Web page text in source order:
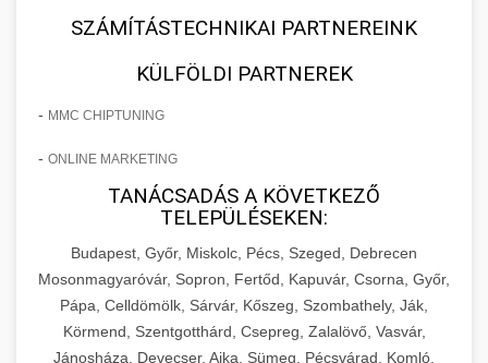
SZÁMÍTÁSTECHNIKAI PARTNEREINK
KÜLFÖLDI PARTNEREK
- MMC CHIPTUNING
- ONLINE MARKETING
TANÁCSADÁS A KÖVETKEZŐ
TELEPÜLÉSEKEN:
Budapest, Győr, Miskolc, Pécs, Szeged, Debrecen
Mosonmagyaróvár, Sopron, Fertőd, Kapuvár, Csorna, Győr,
Pápa, Celldömölk, Sárvár, Kőszeg, Szombathely, Ják,
Körmend, Szentgotthárd, Csepreg, Zalalövő, Vasvár,
Jánosháza, Devecser, Ajka, Sümeg, Pécsvárad, Komló,